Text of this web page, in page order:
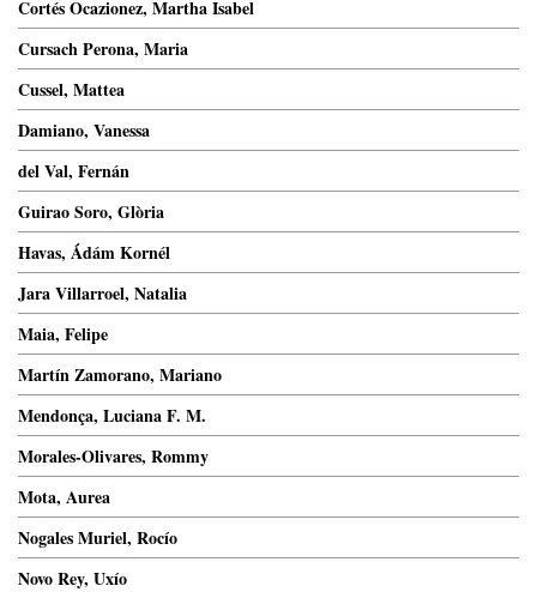
Cortés Ocazionez, Martha Isabel
Cursach Perona, Maria
Cussel, Mattea
Damiano, Vanessa
del Val, Fernán
Guirao Soro, Glòria
Havas, Ádám Kornél
Jara Villarroel, Natalia
Maia, Felipe
Martín Zamorano, Mariano
Mendonça, Luciana F. M.
Morales-Olivares, Rommy
Mota, Aurea
Nogales Muriel, Rocío
Novo Rey, Uxío